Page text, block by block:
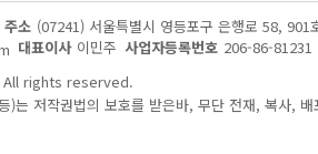
주소 (07241) 서울특별시 영등포구 은행로 58, 901
대표이사 이민주 사업자등록번호 206-86-81231
All rights reserved.
)는 저작권법의 보호를 받은바, 무단 전재, 복사,